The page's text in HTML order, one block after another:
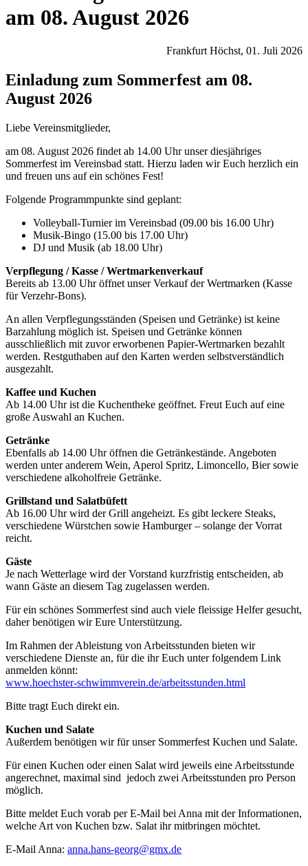
am 08. August 2026
Frankfurt Höchst, 01. Juli 2026
Einladung zum Sommerfest am 08.
August 2026
Liebe Vereinsmitglieder,
am 08. August 2026 findet ab 14.00 Uhr unser diesjähriges
Sommerfest im Vereinsbad statt. Hierzu laden wir Euch herzlich ein
und freuen uns auf ein schönes Fest!
Folgende Programmpunkte sind geplant:
Volleyball-Turnier im Vereinsbad (09.00 bis 16.00 Uhr)
Musik-Bingo (15.00 bis 17.00 Uhr)
DJ und Musik (ab 18.00 Uhr)
Verpflegung / Kasse / Wertmarkenverkauf
Bereits ab 13.00 Uhr öffnet unser Verkauf der Wertmarken (Kasse
für Verzehr-Bons).
An allen Verpflegungsständen (Speisen und Getränke) ist keine
Barzahlung möglich ist. Speisen und Getränke können
ausschließlich mit zuvor erworbenen Papier-Wertmarken bezahlt
werden. Restguthaben auf den Karten werden selbstverständlich
ausgezahlt.
Kaffee und Kuchen
Ab 14.00 Uhr ist die Kuchentheke geöffnet. Freut Euch auf eine
große Auswahl an Kuchen.
Getränke
Ebenfalls ab 14.00 Uhr öffnen die Getränkestände. Angeboten
werden unter anderem Wein, Aperol Spritz, Limoncello, Bier sowie
verschiedene alkoholfreie Getränke.
Grillstand und Salatbüfett
Ab 16.00 Uhr wird der Grill angeheizt. Es gibt leckere Steaks,
verschiedene Würstchen sowie Hamburger – solange der Vorrat
reicht.
Gäste
Je nach Wetterlage wird der Vorstand kurzfristig entscheiden, ab
wann Gäste an diesem Tag zugelassen werden.
Für ein schönes Sommerfest sind auch viele fleissige Helfer gesucht,
daher benötigen wir Eure Unterstützung.
Im Rahmen der Ableistung von Arbeitsstunden bieten wir
verschiedene Dienste an, für die ihr Euch unter folgendem Link
anmelden könnt:
www.hoechster-schwimmverein.de/arbeitsstunden.html
Bitte tragt Euch direkt ein.
Kuchen und Salate
Außerdem benötigen wir für unser Sommerfest Kuchen und Salate.
Für einen Kuchen oder einen Salat wird jeweils eine Arbeitsstunde
angerechnet, maximal sind jedoch zwei Arbeitsstunden pro Person
möglich.
Bitte meldet Euch vorab per E-Mail bei Anna mit der Informationen,
welche Art von Kuchen bzw. Salat ihr mitbringen möchtet.
E-Mail Anna: anna.hans-georg@gmx.de